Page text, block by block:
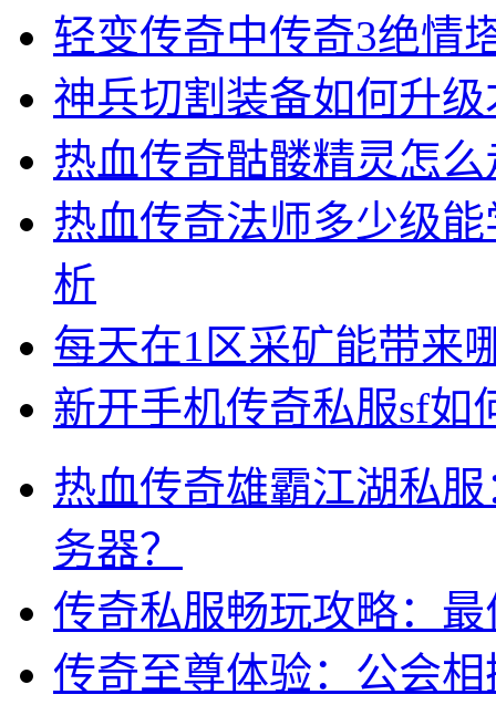
轻变传奇中传奇3绝情
神兵切割装备如何升
热血传奇骷髅精灵怎
热血传奇法师多少级
析
每天在1区采矿能带来
新开手机传奇私服sf如
热血传奇雄霸江湖私
务器？
传奇私服畅玩攻略：
传奇至尊体验：公会